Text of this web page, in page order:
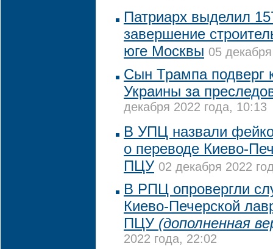
Патриарх выделил
завершение
юге Москвы 05
Сын Трампа подверг
Украины за
декабря 2022 года, 10:13
В УПЦ назвали
о переводе Киево-
ПЦУ 02 декабря 2022
В РПЦ опровергли
Киево-Печерской
ПЦУ (дополненная
2022 года, 22:02